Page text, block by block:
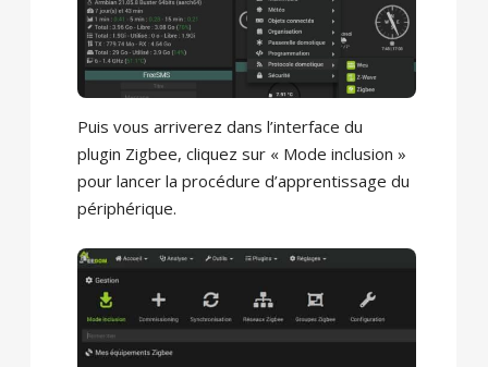
Puis vous arriverez dans l’interface du
plugin Zigbee, cliquez sur « Mode inclusion »
pour lancer la procédure d’apprentissage du
périphérique.